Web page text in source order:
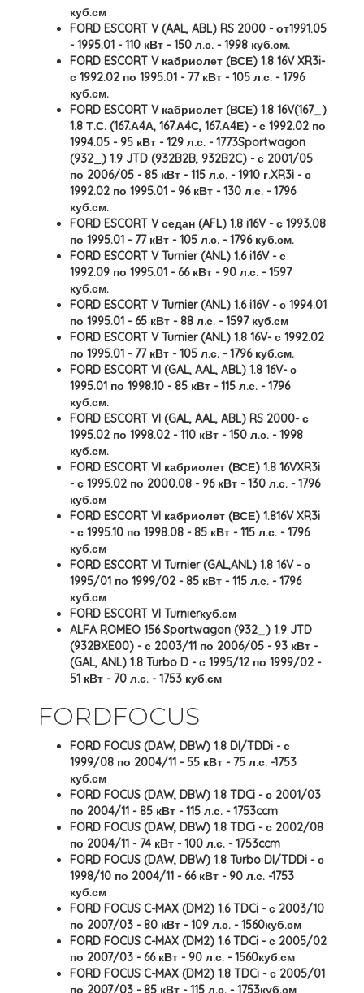
куб.см
FORD ESCORT V (AAL, ABL) RS 2000 - от1991.05
- 1995.01 - 110 кВт - 150 л.с. - 1998 куб.см.
FORD ESCORT V кабриолет (ВСЕ) 1.8 16V XR3i-
с 1992.02 по 1995.01 - 77 кВт - 105 л.с. - 1796
куб.см.
FORD ESCORT V кабриолет (ВСЕ) 1.8 16V(167_)
1.8 Т.С. (167.А4А, 167.А4С, 167.А4Е) - с 1992.02 по
1994.05 - 95 кВт - 129 л.с. - 1773Sportwagon
(932_) 1.9 JTD (932B2B, 932B2C) - с 2001/05
по 2006/05 - 85 кВт - 115 л.с. - 1910 г.XR3i - с
1992.02 по 1995.01 - 96 кВт - 130 л.с. - 1796
куб.см.
FORD ESCORT V седан (AFL) 1.8 i16V - с 1993.08
по 1995.01 - 77 кВт - 105 л.с. - 1796 куб.см.
FORD ESCORT V Turnier (ANL) 1.6 i16V - с
1992.09 по 1995.01 - 66 кВт - 90 л.с. - 1597
куб.см.
FORD ESCORT V Turnier (ANL) 1.6 i16V - с 1994.01
по 1995.01 - 65 кВт - 88 л.с. - 1597 куб.см
FORD ESCORT V Turnier (ANL) 1.8 16V- с 1992.02
по 1995.01 - 77 кВт - 105 л.с. - 1796 куб.см.
FORD ESCORT VI (GAL, AAL, ABL) 1.8 16V- с
1995.01 по 1998.10 - 85 кВт - 115 л.с. - 1796
куб.см.
FORD ESCORT VI (GAL, AAL, ABL) RS 2000- с
1995.02 по 1998.02 - 110 кВт - 150 л.с. - 1998
куб.см.
FORD ESCORT VI кабриолет (ВСЕ) 1.8 16VXR3i
- с 1995.02 по 2000.08 - 96 кВт - 130 л.с. - 1796
куб.см
FORD ESCORT VI кабриолет (ВСЕ) 1.816V XR3i
- с 1995.10 по 1998.08 - 85 кВт - 115 л.с. - 1796
куб.см
FORD ESCORT VI Turnier (GAL,ANL) 1.8 16V - с
1995/01 по 1999/02 - 85 кВт - 115 л.с. - 1796
куб.см
FORD ESCORT VI Turnierкуб.см
ALFA ROMEO 156 Sportwagon (932_) 1.9 JTD
(932BXE00) - с 2003/11 по 2006/05 - 93 кВт -
(GAL, ANL) 1.8 Turbo D - с 1995/12 по 1999/02 -
51 кВт - 70 л.с. - 1753 куб.см
FORDFOCUS
FORD FOCUS (DAW, DBW) 1.8 DI/TDDi - с
1999/08 по 2004/11 - 55 кВт - 75 л.с. -1753
куб.см
FORD FOCUS (DAW, DBW) 1.8 TDCi - с 2001/03
по 2004/11 - 85 кВт - 115 л.с. - 1753ccm
FORD FOCUS (DAW, DBW) 1.8 TDCi - с 2002/08
по 2004/11 - 74 кВт - 100 л.с. - 1753ccm
FORD FOCUS (DAW, DBW) 1.8 Turbo DI/TDDi - с
1998/10 по 2004/11 - 66 кВт - 90 л.с. -1753
куб.см
FORD FOCUS C-MAX (DM2) 1.6 TDCi - с 2003/10
по 2007/03 - 80 кВт - 109 л.с. - 1560куб.см
FORD FOCUS C-MAX (DM2) 1.6 TDCi - с 2005/02
по 2007/03 - 66 кВт - 90 л.с. - 1560куб.см
FORD FOCUS C-MAX (DM2) 1.8 TDCi - с 2005/01
по 2007/03 - 85 кВт - 115 л.с. - 1753куб.см